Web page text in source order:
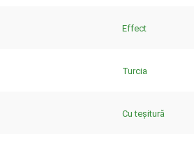
Effect
Turcia
Cu teșitură